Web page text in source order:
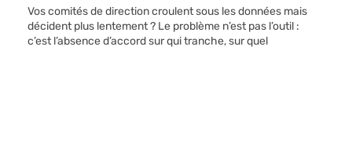
Vos comités de direction croulent sous les données mais
décident plus lentement ? Le problème n’est pas l’outil :
c’est l’absence d’accord sur qui tranche, sur quel